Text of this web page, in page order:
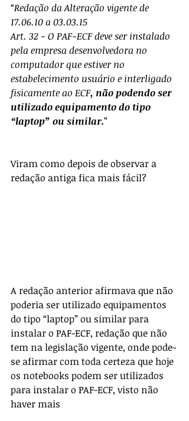
“Redação da Alteração vigente de
17.06.10 a 03.03.15
Art. 32 - O PAF-ECF deve ser instalado
pela empresa desenvolvedora no
computador que estiver no
estabelecimento usuário e interligado
fisicamente ao ECF, não podendo ser
utilizado equipamento do tipo
“laptop” ou similar.”
Viram como depois de observar a
redação antiga fica mais fácil?
A redação anterior afirmava que não
poderia ser utilizado equipamentos
do tipo “laptop” ou similar para
instalar o PAF-ECF, redação que não
tem na legislação vigente, onde pode-
se afirmar com toda certeza que hoje
os notebooks podem ser utilizados
para instalar o PAF-ECF, visto não
haver mais